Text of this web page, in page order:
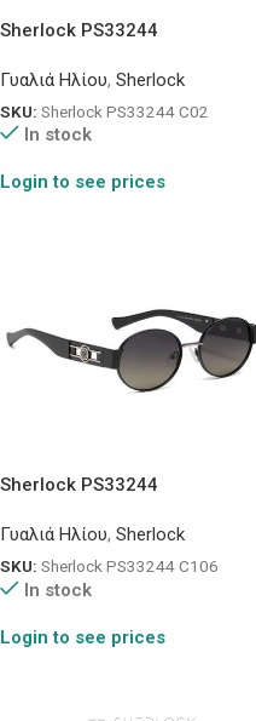
Sherlock PS33244
Γυαλιά Ηλίου, Sherlock
SKU: Sherlock PS33244 C02
In stock
Login to see prices
Sherlock PS33244
Γυαλιά Ηλίου, Sherlock
SKU: Sherlock PS33244 C106
In stock
Login to see prices